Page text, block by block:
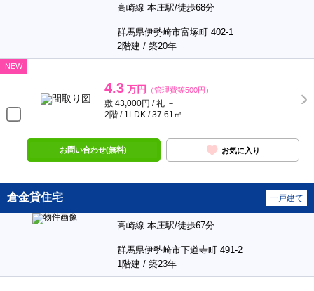
高崎線 本庄駅/徒歩68分
群馬県伊勢崎市富塚町 402-1
2階建 / 築20年
NEW
4.3 万円 （管理費等500円）
敷 43,000円 / 礼 －
2階 / 1LDK / 37.61㎡
お問い合わせ(無料) お気に入り
倉金貸住宅 一戸建て
高崎線 本庄駅/徒歩67分
群馬県伊勢崎市下道寺町 491-2
1階建 / 築23年